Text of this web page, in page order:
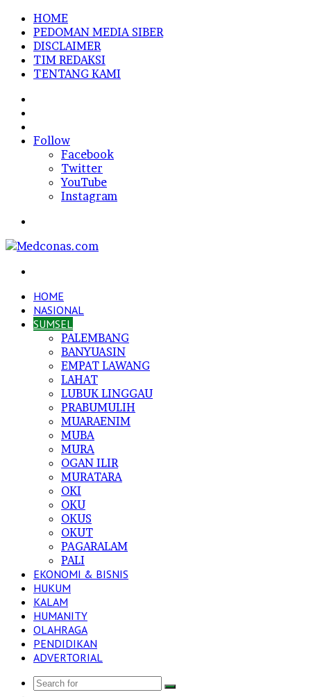
HOME
PEDOMAN MEDIA SIBER
DISCLAIMER
TIM REDAKSI
TENTANG KAMI
In
Follow
Facebook
Twitter
YouTube
Instagram
HOME
NASIONAL
SUMSEL
PALEMBANG
BANYUASIN
EMPAT LAWANG
LAHAT
LUBUK LINGGAU
PRABUMULIH
MUARAENIM
MUBA
MURA
OGAN ILIR
MURATARA
OKI
OKU
OKUS
OKUT
PAGARALAM
PALI
EKONOMI & BISNIS
HUKUM
KALAM
HUMANITY
OLAHRAGA
PENDIDIKAN
ADVERTORIAL
Search